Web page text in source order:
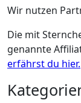
Wir nutzen
Die mit
genannte
erfährst du hier.